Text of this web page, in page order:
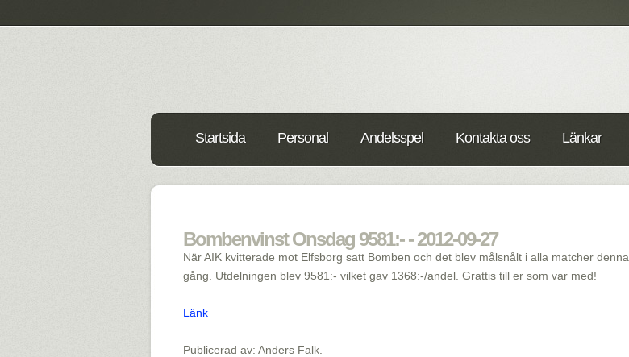
Startsida Personal Andelsspel Kontakta oss Länkar
Bombenvinst Onsdag 9581:- - 2012-09-27
När AIK kvitterade mot Elfsborg satt Bomben och det blev målsnålt i alla matcher denna
gång. Utdelningen blev 9581:- vilket gav 1368:-/andel. Grattis till er som var med!
Länk
Publicerad av: Anders Falk.